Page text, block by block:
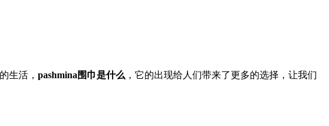
生活， pashmina围巾是什么 ，它的出现给人们带来了更多的选择，让我们